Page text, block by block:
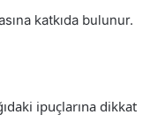
katkıda bulunur.
ipuçlarına dikkat